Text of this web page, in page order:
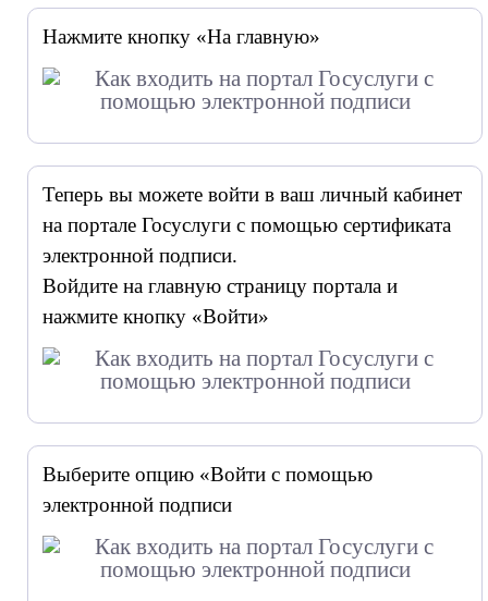
Нажмите кнопку «На главную»
Теперь вы можете войти в ваш личный кабинет
на портале Госуслуги с помощью сертификата
электронной подписи.
Войдите на главную страницу портала и
нажмите кнопку «Войти»
Выберите опцию «Войти с помощью
электронной подписи